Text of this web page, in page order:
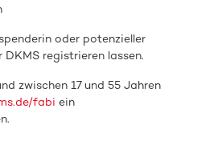
oder potenzieller
r DKMS registrieren lassen.
zwischen 17 und 55 Jahren
fabi ein